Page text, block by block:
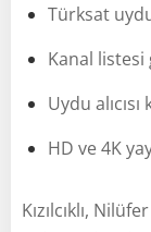
Türksat
Kanal
Uydu
HD ve 4K
Kızılcıklı, Nilüfer